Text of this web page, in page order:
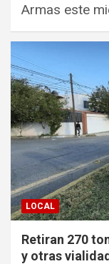
Armas este
LOCAL
Retiran 270
y otras